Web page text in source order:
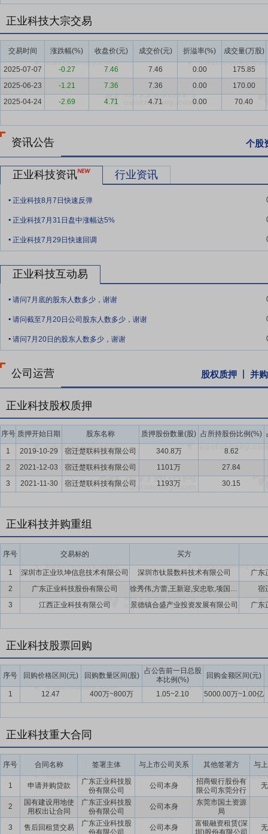
要点4：锂电行业
中国汽车工业协会发布数据显示，2025年，我国
汽车产销则分别为1662.6万辆和1649万辆，同比分别增长29%和
要点5：PCB行业
在人工智能、数据中心、高速网络等PCB下游应
PCB产值为848.91亿美元，同比增长15.4%，而2024年的同比增长
增长率预计为8.2%。其中，2025年中国大陆PCB产值为484.59亿美
8.7%。受益于人工智能发展及AI算力提升，HDI、高多层等高端品需
330.91亿美元，同比增长18.2%。
手机面板出货量约8.9亿片，同比增长5.2%。其中柔性OLED出货约
要点7：技术创新优势
自成立以来，公司始终坚持 “技术立企” 的发
持续创新。公司先后组建了国家级博士后科研工作站、广东省教育部
企业标准 20 项等。同时，公司进一步加强核心技术专利布局，构建
同时获得软件著作权 2 件。截至 2025 年 12 月 31 日，不含到期等
件。截至目前，公司荣获中国专利优秀奖 4 次，荣获广东省高新技术
包含微焦点 X 射线成像系统、高速视觉定位系统、恒温恒压控制系统
等核心功能模块，集成了 X 射线无损检测、机器视觉智能检测、三
等技术，涵盖了光、机、电、软和图像处理等核心技术领域。公司持
品线，公司建立了良好的品牌效应，赢得了市场及客户的高度认可。
马、维信诺、JDI、三星等众多行业知名客户建立了稳定的合作关系，
有多年的技术沉淀，积累了丰富的项目实施经验，可根据下游客户对
实施过程中，公司通过深度参与客户的产品研发与测试工作，既可以
作关系，还可以通过行业项目经验积累，提升自身技术水平。多年来
代，并逐步向生产型、集成化发展，有效管控产品品质，为客户创造价
要点10：控股股东资源优势
公司作为国有控股上市公司，景德镇市
平台优势进一步凸显，国有资本的加持有利于增强公司产业规模实力
度赋能上市公司，推动公司高质量发展。
要点11： 控股股东与东莞信托签订战略合作协议
合作第一笔债权融资业务,双方拟继续通过股权、债权、股权债权结合
有望在东莞市政府及相关部门的鼎力支持下,尽快解决股票质押带来
要点12：与工商银行东莞分行战略合作
2018年11月28日公告,公司
容包括:公司将工商银行东莞分行作为主要合作银行,在同等条件下,公
商银行东莞分行将公司作为重要客户,为公司提供全方位全球化的金融
要点13：携手深南电路,深耕PCB领域
域,致力于“打造世界级电子电路技术与解决方案的集成商”,拥有印制
的同时,大力发展与其“技术同根”的封装基板业务及“客户同源”的电子
长期稳定的合作关系,本次战略合作有利于双方进一步深化合作,充分
将在PCB领域进行新产品、新设备及新工艺深度联合开发,提升双方在
定性,不断满足PCB行业日益增加的生产检测智能化需求,为PCB客户的
要点14：控股股东、实控人与上市莞企发展投资签订投融资合作协议
市莞企发展投资合伙企业(有限合伙)(以下简称上市莞企发展投资)签
莞企发展投资将根据正业实业、徐地华的需要分批次向正业实业或徐
莞企发展投资及其关联方将于2018年11月12日前向正业实业或徐地
地华基于正业科技发展需要所需的资金。
正业科技大宗交易
交易时间 涨跌幅(%) 收盘价(元) 成交价(元) 折溢率(%) 成交量(万股)
2025-07-07 -0.27 7.46 7.46 0.00
175.85
2025-06-23
-1.21 7.36 7.36 0.00
170.00
2025-04-24
-2.69 4.71 4.71 0.00 70.40
资讯公告 个股
正业科技资讯 行业资讯
. 正业科技8月7日快速反弹
. 正业科技7月31日盘中涨幅达5%
. 正业科技7月29日快速回调
正业科技互动易
. 请问7月底的股东人数多少，谢谢
. 请问截至7月20日公司股东人数多少，谢谢
. 请问7月20日的股东人数多少，谢谢
公司运营 股权质押 并
正业科技股权质押
序号 质押开始日期 股东名称 质押股份数量(股) 占所持股份比例(%)
1 2019-10-29 宿迁楚联科技有限公司 340.8万
8.62
2
2021-12-03 宿迁楚联科技有限公司 1101万
27.84
3
2021-11-30 宿迁楚联科技有限公司 1193万 30.15
正业科技并购重组
序号 交易标的 买方
1 深圳市正业玖坤信息技术有限公司 深圳市钛晨数科技术有限公司
广东
2
广东正业科技股份有限公司 徐秀伟,方蕾,王新迎,安忠歌,项国华,盛卫芬,何会芹
宿
3
江西正业科技有限公司 景德镇合盛产业投资发展有限公司 广东
正业科技股票回购
序号 回购价格区间(元) 回购数量区间(股)
占公告前一日总股
本比例(%)
回购金额区间(元)
1 12.47 400万~800万 1.05~2.10 5000.00万~1.00亿
正业科技重大合同
序号 合同名称 签署主体 与上市公司关系 其他签署方 与
1 申请并购贷款
广东正业科技股
份有限公司
公司本身
招商银行股份有
限公司东莞分行
2
国有建设用地使
用权出让合同
广东正业科技股
份有限公司
公司本身
东莞市国土资源
局
3
售后回租赁交易
广东正业科技股
份有限公司
公司本身
富银融资租赁(深
圳)股份有限公司